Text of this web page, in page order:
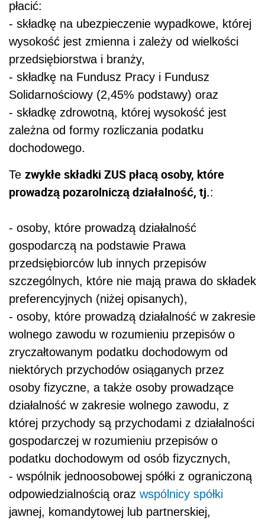
płacić:
- składkę na ubezpieczenie wypadkowe, której
wysokość jest zmienna i zależy od wielkości
przedsiębiorstwa i branży,
- składkę na Fundusz Pracy i Fundusz
Solidarnościowy (2,45% podstawy) oraz
- składkę zdrowotną, której wysokość jest
zależna od formy rozliczania podatku
dochodowego.
Te zwykłe składki ZUS płacą osoby, które
prowadzą pozarolniczą działalność, tj.:
- osoby, które prowadzą działalność
gospodarczą na podstawie Prawa
przedsiębiorców lub innych przepisów
szczególnych, które nie mają prawa do składek
preferencyjnych (niżej opisanych),
- osoby, które prowadzą działalność w zakresie
wolnego zawodu w rozumieniu przepisów o
zryczałtowanym podatku dochodowym od
niektórych przychodów osiąganych przez
osoby fizyczne, a także osoby prowadzące
działalność w zakresie wolnego zawodu, z
której przychody są przychodami z działalności
gospodarczej w rozumieniu przepisów o
podatku dochodowym od osób fizycznych,
- wspólnik jednoosobowej spółki z ograniczoną
odpowiedzialnością oraz wspólnicy spółki
jawnej, komandytowej lub partnerskiej,